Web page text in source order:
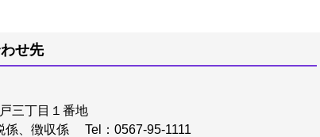
せ先
三丁目１番地
係、徴収係
Tel：0567-95-1111